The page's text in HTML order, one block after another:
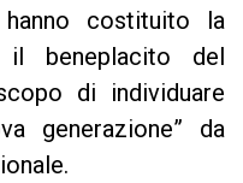
hanno costituito la
beneplacito del
di individuare
generazione” da